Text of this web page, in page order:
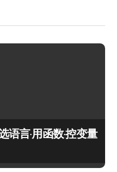
语言·用函数·控变量